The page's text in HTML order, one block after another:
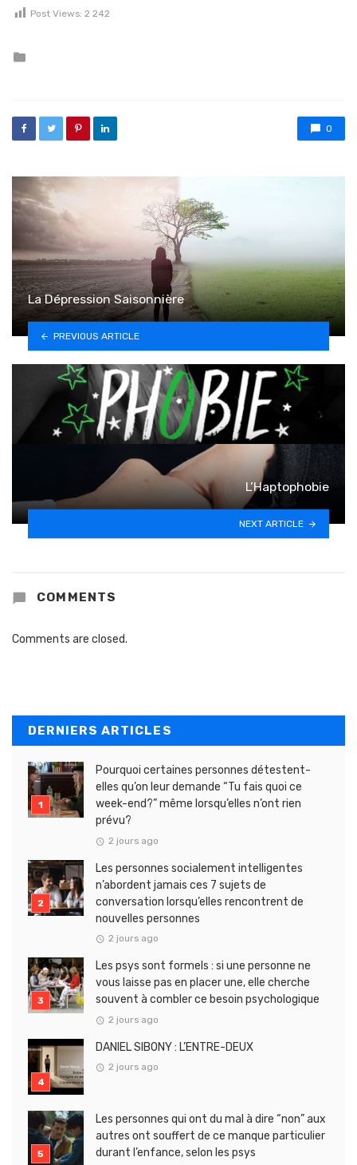
Post Views: 2 242
0
La Dépression Saisonnière
PREVIOUS ARTICLE
L’Haptophobie
NEXT ARTICLE
COMMENTS
Comments are closed.
DERNIERS ARTICLES
Pourquoi certaines personnes détestent-
elles qu’on leur demande “Tu fais quoi ce
week-end?” même lorsqu’elles n’ont rien
prévu?
2 jours ago
Les personnes socialement intelligentes
n’abordent jamais ces 7 sujets de
conversation lorsqu’elles rencontrent de
nouvelles personnes
2 jours ago
Les psys sont formels : si une personne ne
vous laisse pas en placer une, elle cherche
souvent à combler ce besoin psychologique
2 jours ago
DANIEL SIBONY : L’ENTRE-DEUX
2 jours ago
Les personnes qui ont du mal à dire “non” aux
autres ont souffert de ce manque particulier
durant l’enfance, selon les psys